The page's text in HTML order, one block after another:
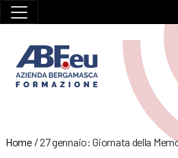
Home/27 gennaio: Giornata della